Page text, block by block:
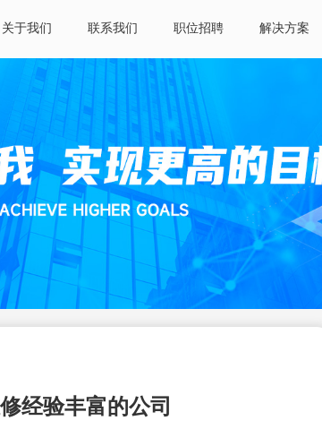
关于我们 联系我们 职位招聘 解决方案
经验丰富的公司